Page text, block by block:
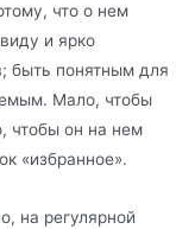
что о нем
и ярко
быть понятным для
Мало, чтобы
чтобы он на нем
«избранное».
на регулярной